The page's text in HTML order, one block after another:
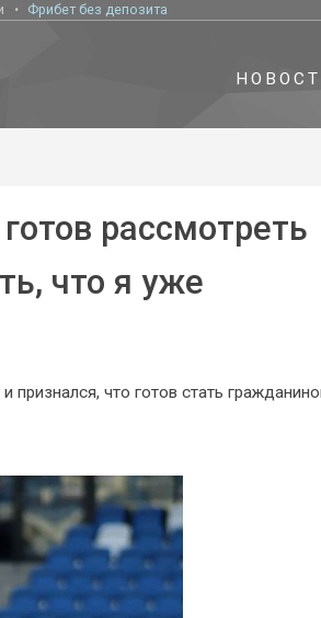
Фрибет без депозита
рассмотреть
что я уже
что готов стать